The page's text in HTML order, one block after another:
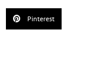
Pinterest